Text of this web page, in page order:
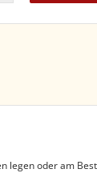
legen oder am